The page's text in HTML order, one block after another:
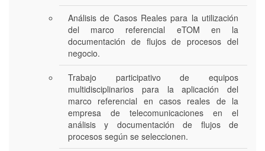
Análisis de Casos Reales para la utilización
del marco referencial eTOM en la
documentación de flujos de procesos del
negocio.
Trabajo participativo de equipos
multidisciplinarios para la aplicación del
marco referencial en casos reales de la
empresa de telecomunicaciones en el
análisis y documentación de flujos de
procesos según se seleccionen.